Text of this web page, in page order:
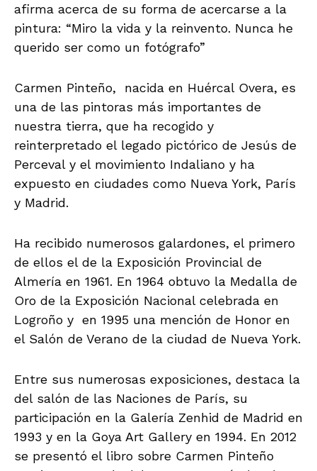
afirma acerca de su forma de acercarse a la
pintura: “Miro la vida y la reinvento. Nunca he
querido ser como un fotógrafo”
Carmen Pinteño, nacida en Huércal Overa, es
una de las pintoras más importantes de
nuestra tierra, que ha recogido y
reinterpretado el legado pictórico de Jesús de
Perceval y el movimiento Indaliano y ha
expuesto en ciudades como Nueva York, París
y Madrid.
Ha recibido numerosos galardones, el primero
de ellos el de la Exposición Provincial de
Almería en 1961. En 1964 obtuvo la Medalla de
Oro de la Exposición Nacional celebrada en
Logroño y en 1995 una mención de Honor en
el Salón de Verano de la ciudad de Nueva York.
Entre sus numerosas exposiciones, destaca la
del salón de las Naciones de París, su
participación en la Galería Zenhid de Madrid en
1993 y en la Goya Art Gallery en 1994. En 2012
se presentó el libro sobre Carmen Pinteño